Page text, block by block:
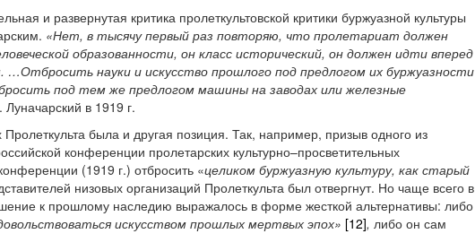
и развернутая критика пролеткультовской критики буржуазной культуры
«Нет, в тысячу первый раз повторяю, что пролетариат должен
образованности, он класс исторический, он должен идти вперед
…Отбросить науки и искусство прошлого под предлогом их буржуазности
под тем же предлогом машины на заводах или железные
в 1919 г.
Пролеткульта была и другая позиция. Так, например, призыв одного из
конференции пролетарских культурно–просветительных
(1919 г.) отбросить «целиком буржуазную культуру, как старый
низовых организаций Пролеткульта был отвергнут. Но чаще всего в
к прошлому наследию выражалось в форме жесткой альтернативы: либо
искусством прошлых мертвых эпох» [12], либо он сам